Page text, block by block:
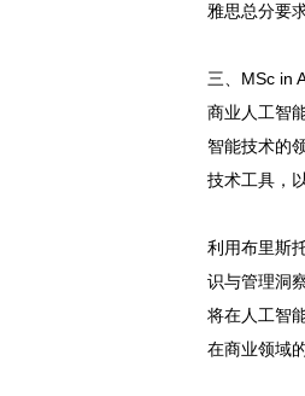
雅思总分要
三、MSc in
商业人工智
智能技术的
技术工具，
利用布里斯
识与管理洞
将在人工智
在商业领域